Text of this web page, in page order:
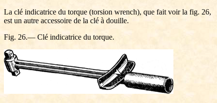
La clé indicatrice du torque (torsion wrench), que fait voir la fig. 26,
est un autre accessoire de la clé à douille.
Fig. 26.— Clé indicatrice du torque.